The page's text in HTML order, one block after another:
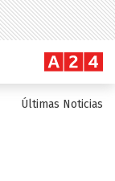
Últimas Noticias